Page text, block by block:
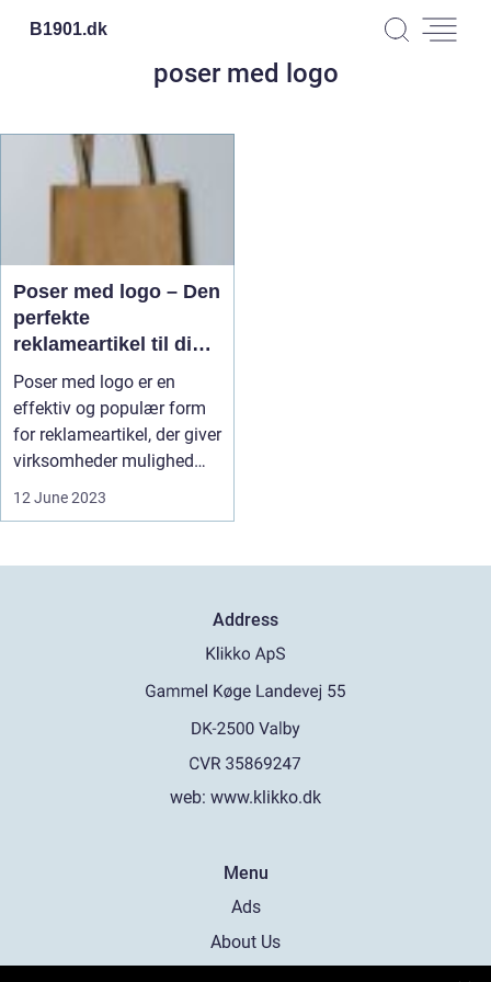
B1901.dk
poser med logo
Poser med logo – Den
perfekte
reklameartikel til din
virksomhed
Poser med logo er en
effektiv og populær form
for reklameartikel, der giver
virksomheder mulighed
fo...
12 June 2023
Address
web: www.klikko.dk
Menu
Ads
About Us